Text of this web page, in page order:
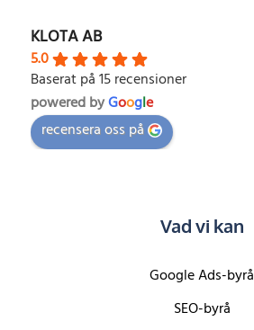
KLOTA AB
5.0
Baserat på 15 recensioner
powered byGoogle
recensera oss på
Vad vi kan
Google Ads-byrå
SEO-byrå